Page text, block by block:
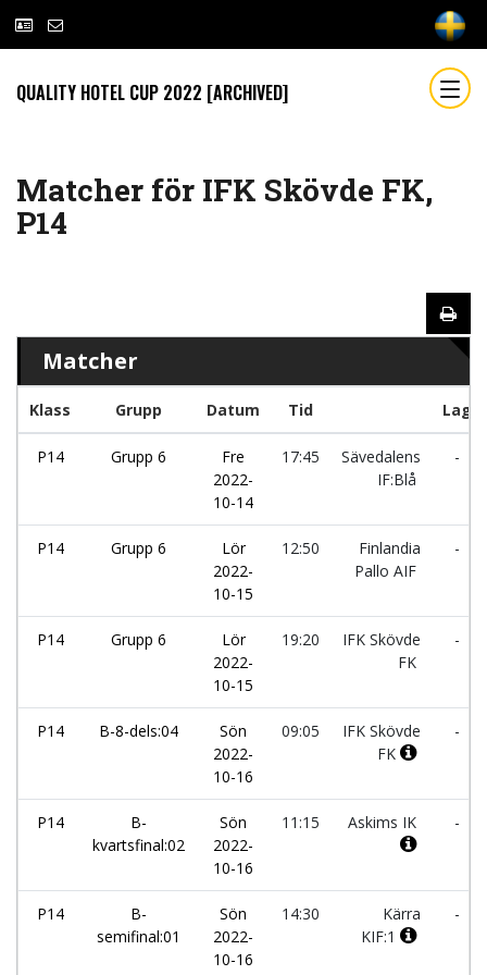
QUALITY HOTEL CUP 2022 [ARCHIVED]
Matcher för IFK Skövde FK,
P14
Matcher
Klass Grupp Datum Tid Lag
P14 Grupp 6
Fre
2022-
10-14
17:45
Sävedalens
IF:Blå
-
P14 Grupp 6
Lör
2022-
10-15
12:50
Finlandia
Pallo AIF
-
P14 Grupp 6
Lör
2022-
10-15
19:20
IFK Skövde
FK
-
P14 B-8-dels:04
Sön
2022-
10-16
09:05
IFK Skövde
FK
-
P14
B-
kvartsfinal:02
Sön
2022-
10-16
11:15 Askims IK -
P14
B-
semifinal:01
Sön
2022-
10-16
14:30
Kärra
KIF:1
-